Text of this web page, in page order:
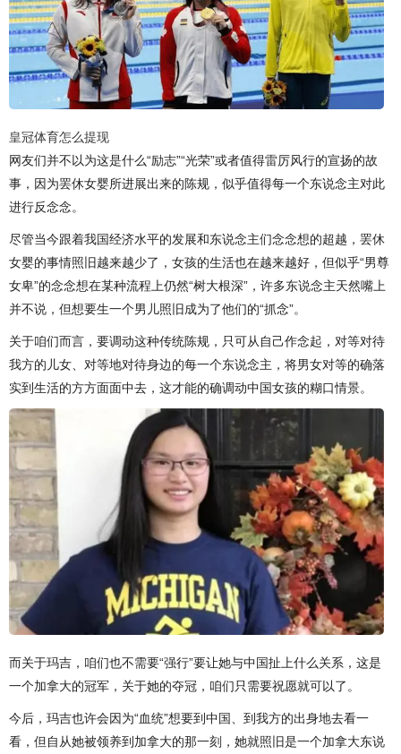
皇冠体育怎么提现
网友们并不以为这是什么“励志”“光荣”或者值得雷厉风行的宣扬的故
事，因为罢休女婴所进展出来的陈规，似乎值得每一个东说念主对此
进行反念念。
尽管当今跟着我国经济水平的发展和东说念主们念念想的超越，罢休
女婴的事情照旧越来越少了，女孩的生活也在越来越好，但似乎“男尊
女卑”的念念想在某种流程上仍然“树大根深”，许多东说念主天然嘴上
并不说，但想要生一个男儿照旧成为了他们的“抓念”。
关于咱们而言，要调动这种传统陈规，只可从自己作念起，对等对待
我方的儿女、对等地对待身边的每一个东说念主，将男女对等的确落
实到生活的方方面面中去，这才能的确调动中国女孩的糊口情景。
而关于玛吉，咱们也不需要“强行”要让她与中国扯上什么关系，这是
一个加拿大的冠军，关于她的夺冠，咱们只需要祝愿就可以了。
今后，玛吉也许会因为“血统”想要到中国、到我方的出身地去看一
看，但自从她被领养到加拿大的那一刻，她就照旧是一个加拿大东说